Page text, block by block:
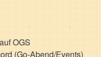
OGS
(Go-Abend/Events)